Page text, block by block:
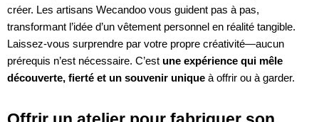
créer. Les artisans Wecandoo vous guident pas à pas,
transformant l’idée d’un vêtement personnel en réalité tangible.
Laissez-vous surprendre par votre propre créativité—aucun
prérequis n’est nécessaire. C’est une expérience qui mêle
découverte, fierté et un souvenir unique à offrir ou à garder.